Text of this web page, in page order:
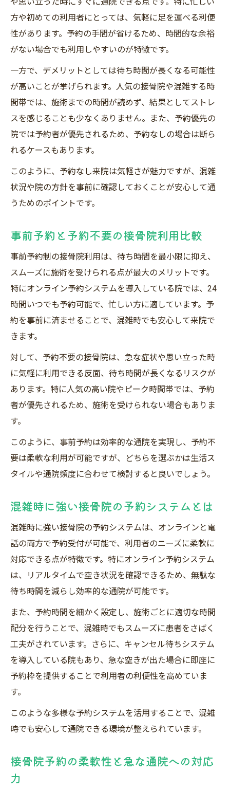
方や初めての利用者にとっては、気軽に足を運べる利便
性があります。予約の手間が省けるため、時間的な余裕
がない場合でも利用しやすいのが特徴です。
一方で、デメリットとしては待ち時間が長くなる可能性
が高いことが挙げられます。人気の接骨院や混雑する時
間帯では、施術までの時間が読めず、結果としてストレ
スを感じることも少なくありません。また、予約優先の
院では予約者が優先されるため、予約なしの場合は断ら
れるケースもあります。
このように、予約なし来院は気軽さが魅力ですが、混雑
状況や院の方針を事前に確認しておくことが安心して通
うためのポイントです。
事前予約と予約不要の接骨院利用比較
事前予約制の接骨院利用は、待ち時間を最小限に抑え、
スムーズに施術を受けられる点が最大のメリットです。
特にオンライン予約システムを導入している院では、24
時間いつでも予約可能で、忙しい方に適しています。予
約を事前に済ませることで、混雑時でも安心して来院で
きます。
対して、予約不要の接骨院は、急な症状や思い立った時
に気軽に利用できる反面、待ち時間が長くなるリスクが
あります。特に人気の高い院やピーク時間帯では、予約
者が優先されるため、施術を受けられない場合もありま
す。
このように、事前予約は効率的な通院を実現し、予約不
要は柔軟な利用が可能ですが、どちらを選ぶかは生活ス
タイルや通院頻度に合わせて検討すると良いでしょう。
混雑時に強い接骨院の予約システムとは
混雑時に強い接骨院の予約システムは、オンラインと電
話の両方で予約受付が可能で、利用者のニーズに柔軟に
対応できる点が特徴です。特にオンライン予約システム
は、リアルタイムで空き状況を確認できるため、無駄な
待ち時間を減らし効率的な通院が可能です。
また、予約時間を細かく設定し、施術ごとに適切な時間
配分を行うことで、混雑時でもスムーズに患者をさばく
工夫がされています。さらに、キャンセル待ちシステム
を導入している院もあり、急な空きが出た場合に即座に
予約枠を提供することで利用者の利便性を高めていま
す。
このような多様な予約システムを活用することで、混雑
時でも安心して通院できる環境が整えられています。
接骨院予約の柔軟性と急な通院への対応
力